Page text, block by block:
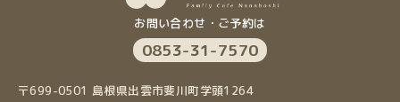
お問い合わせ・ご予約は
0853-31-7570
〒699-0501 島根県出雲市斐川町学頭1264